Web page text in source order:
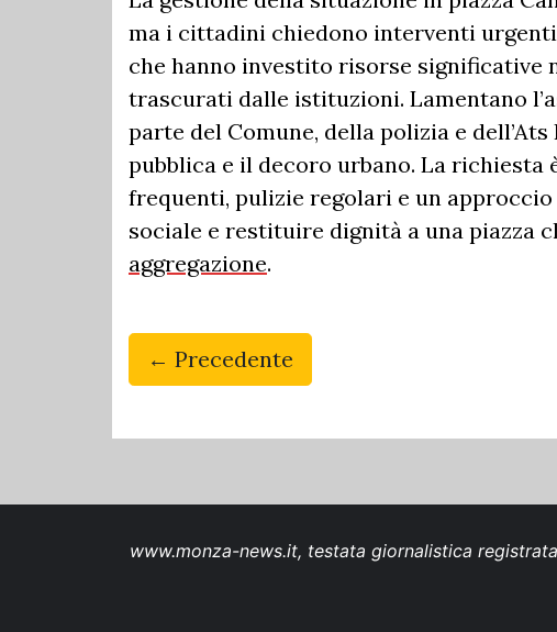
ma i cittadini chiedono interventi
che hanno investito risorse significative
trascurati dalle istituzioni. Lamentano
parte del Comune, della polizia e
pubblica e il decoro urbano. La
frequenti, pulizie regolari e un
sociale e restituire dignità a una piazza
aggregazione.
← Precedente
www.monza-news.it, testata giornalistica